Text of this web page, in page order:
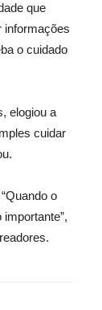
que
informações
o cuidado
elogiou a
cuidar
o